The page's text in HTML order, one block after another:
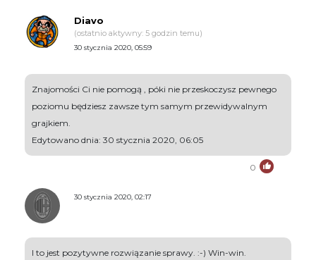
Diavo
(ostatnio aktywny: 5 godzin temu)
30 stycznia 2020, 05:59
Znajomości Ci nie pomogą , póki nie przeskoczysz pewnego
poziomu będziesz zawsze tym samym przewidywalnym
grajkiem.
Edytowano dnia: 30 stycznia 2020, 06:05
0
30 stycznia 2020, 02:17
I to jest pozytywne rozwiązanie sprawy. :-) Win-win.